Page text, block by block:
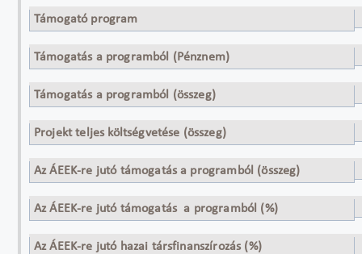
The eHealth Governance Initiative
Támogató program
EU Egészségügyi Program
Támogatás a programból (Pénznem)
EUR
Támogatás a programból (összeg)
2 003 791,00
Projekt teljes költségvetése (összeg)
4 007 582,00
Az ÁEEK-re jutó támogatás a programból (összeg)
10 000,00
Az ÁEEK-re jutó támogatás a programból (%)
50%
Az ÁEEK-re jutó hazai társfinanszírozás (%)